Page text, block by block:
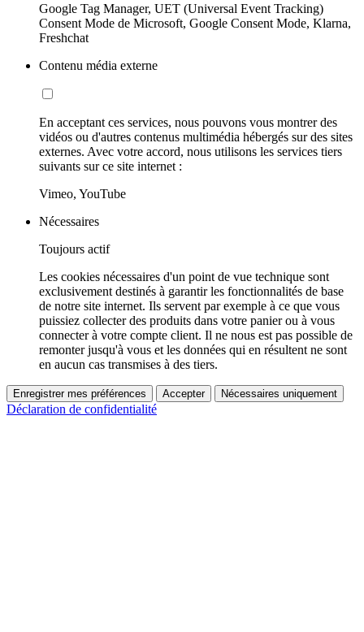
Google Tag Manager, UET (Universal Event Tracking)
Consent Mode de Microsoft, Google Consent Mode, Klarna,
Freshchat
Contenu média externe
En acceptant ces services, nous pouvons vous montrer des
vidéos ou d'autres contenus multimédia hébergés sur des sites
externes. Avec votre accord, nous utilisons les services tiers
suivants sur ce site internet :
Vimeo, YouTube
Nécessaires
Toujours actif
Les cookies nécessaires d'un point de vue technique sont
exclusivement destinés à garantir les fonctionnalités de base
de notre site internet. Ils servent par exemple à ce que vous
puissiez collecter des produits dans votre panier ou à vous
connecter à votre compte client. Il ne nous est pas possible de
remonter jusqu'à vous et les données qui en résultent ne sont
en aucun cas transmises à des tiers.
Enregistrer mes préférences Accepter Nécessaires uniquement
Déclaration de confidentialité